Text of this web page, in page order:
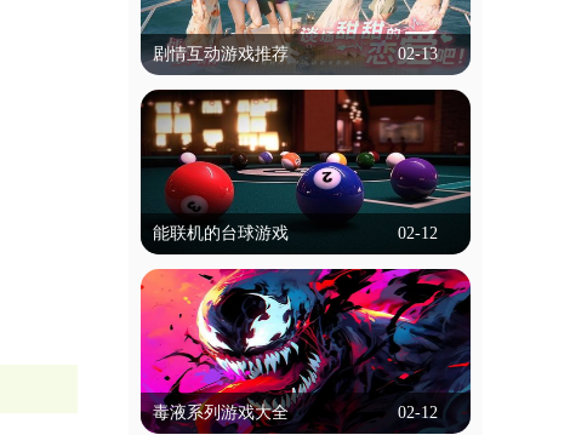
冒险类，动作类等等，都是不需要实名认
证就能玩的，为学生用户带来了便捷！
立即查看
剧情互动游戏推荐
02-13
剧情互动游戏推荐
剧情互动游戏是一种以叙事为核心的游戏
类型，玩家通过选择影响故事走向和结
局。这类游戏通常以丰富的剧情和角色发
展为特色，玩家的每个决定都可能改变情
节发展，带来不同的结局。游戏通过对话
体验多样的故事线和情感冲突。画面精
美，配音出色，强调沉浸感。玩家不仅能
享受互动乐趣，还能通过不同选择探索多
种可能性，体验复杂的人性和道德困境。
这里锚点网小编为各位带来几款好玩的剧
情互动类游戏，一起来看看吧！
立即查看
能联机的台球游戏
02-12
能联机的台球游戏
能联机的台球游戏允许玩家通过网络与朋
友或全球玩家实时对战，这些游戏通常提
供单人模式、多人模式和在线比赛，玩家
可以通过匹配系统或邀请好友进行对战。
它们以逼真的物理效果和多种游戏模式著
立即查看
毒液系列游戏大全
02-12